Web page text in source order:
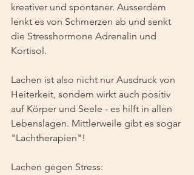
kreativer und spontaner. Ausserdem
lenkt es von Schmerzen ab und senkt
die Stresshormone Adrenalin und
Kortisol.
Lachen ist also nicht nur Ausdruck von
Heiterkeit, sondern wirkt auch positiv
auf Körper und Seele - es hilft in allen
Lebenslagen. Mittlerweile gibt es sogar
"Lachtherapien"!
Lachen gegen Stress: